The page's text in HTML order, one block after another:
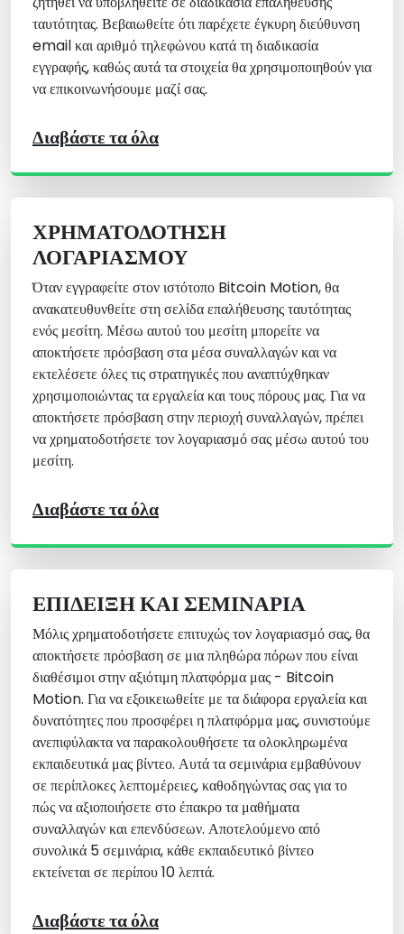
ταυτότητας. Βεβαιωθείτε ότι παρέχετε έγκυρη διεύθυνση
email και αριθμό τηλεφώνου κατά τη διαδικασία
εγγραφής, καθώς αυτά τα στοιχεία θα χρησιμοποιηθούν για
να επικοινωνήσουμε μαζί σας.
Διαβάστε τα όλα
ΧΡΗΜΑΤΟΔΌΤΗΣΗ
ΛΟΓΑΡΙΑΣΜΟΎ
Όταν εγγραφείτε στον ιστότοπο Bitcoin Motion, θα
ανακατευθυνθείτε στη σελίδα επαλήθευσης ταυτότητας
ενός μεσίτη. Μέσω αυτού του μεσίτη μπορείτε να
αποκτήσετε πρόσβαση στα μέσα συναλλαγών και να
εκτελέσετε όλες τις στρατηγικές που αναπτύχθηκαν
χρησιμοποιώντας τα εργαλεία και τους πόρους μας. Για να
αποκτήσετε πρόσβαση στην περιοχή συναλλαγών, πρέπει
να χρηματοδοτήσετε τον λογαριασμό σας μέσω αυτού του
μεσίτη.
Διαβάστε τα όλα
ΕΠΊΔΕΙΞΗ ΚΑΙ ΣΕΜΙΝΆΡΙΑ
Μόλις χρηματοδοτήσετε επιτυχώς τον λογαριασμό σας, θα
αποκτήσετε πρόσβαση σε μια πληθώρα πόρων που είναι
διαθέσιμοι στην αξιότιμη πλατφόρμα μας - Bitcoin
Motion. Για να εξοικειωθείτε με τα διάφορα εργαλεία και
δυνατότητες που προσφέρει η πλατφόρμα μας, συνιστούμε
ανεπιφύλακτα να παρακολουθήσετε τα ολοκληρωμένα
εκπαιδευτικά μας βίντεο. Αυτά τα σεμινάρια εμβαθύνουν
σε περίπλοκες λεπτομέρειες, καθοδηγώντας σας για το
πώς να αξιοποιήσετε στο έπακρο τα μαθήματα
συναλλαγών και επενδύσεων. Αποτελούμενο από
συνολικά 5 σεμινάρια, κάθε εκπαιδευτικό βίντεο
εκτείνεται σε περίπου 10 λεπτά.
Διαβάστε τα όλα